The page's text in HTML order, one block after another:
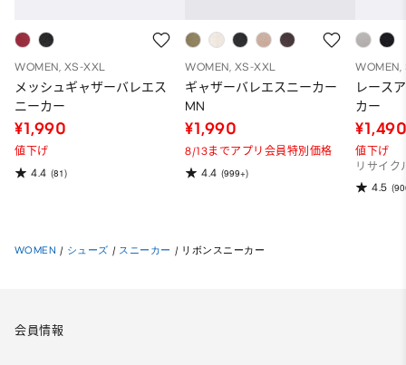
WOMEN, XS-XXL
メッシュギャザーバレエス
ニーカー
¥1,990
値下げ
4.4 (81)
WOMEN, XS-XXL
ギャザーバレエスニーカー
MN
¥1,990
8/13までアプリ会員特別価格
4.4 (999+)
WOMEN,
レース
カー
値下げ
リサイク
4.5
WOMEN / シューズ / スニーカー / リボンスニーカー
会員情報